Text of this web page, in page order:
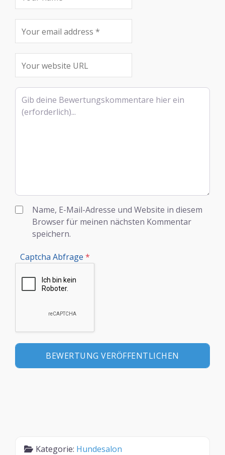
Rezensionstext
Name, E-Mail-Adresse und Website in diesem
Browser für meinen nächsten Kommentar
speichern.
Captcha Abfrage *
Kategorie: Hundesalon